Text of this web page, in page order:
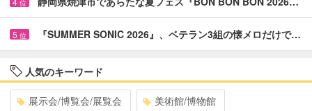
位
5 位 『SUMMER SONIC 2026』、ベテラン3組の懐メロだけで…
人気のキーワード
展示会/博覧会/展覧会 美術館/博物館